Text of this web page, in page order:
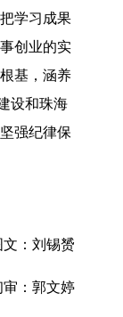
学习成果
创业的实
基，涵养
设和珠海
强纪律保
文：刘锡赟
审：郭文婷